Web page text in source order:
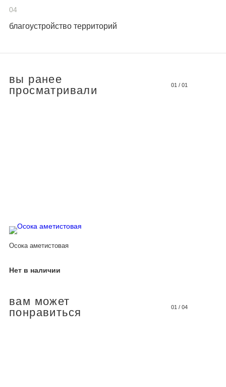
04
благоустройство территорий
вы ранее
просматривали
01 / 01
Осока аметистовая
Нет в наличии
вам может
понравиться
01 / 04